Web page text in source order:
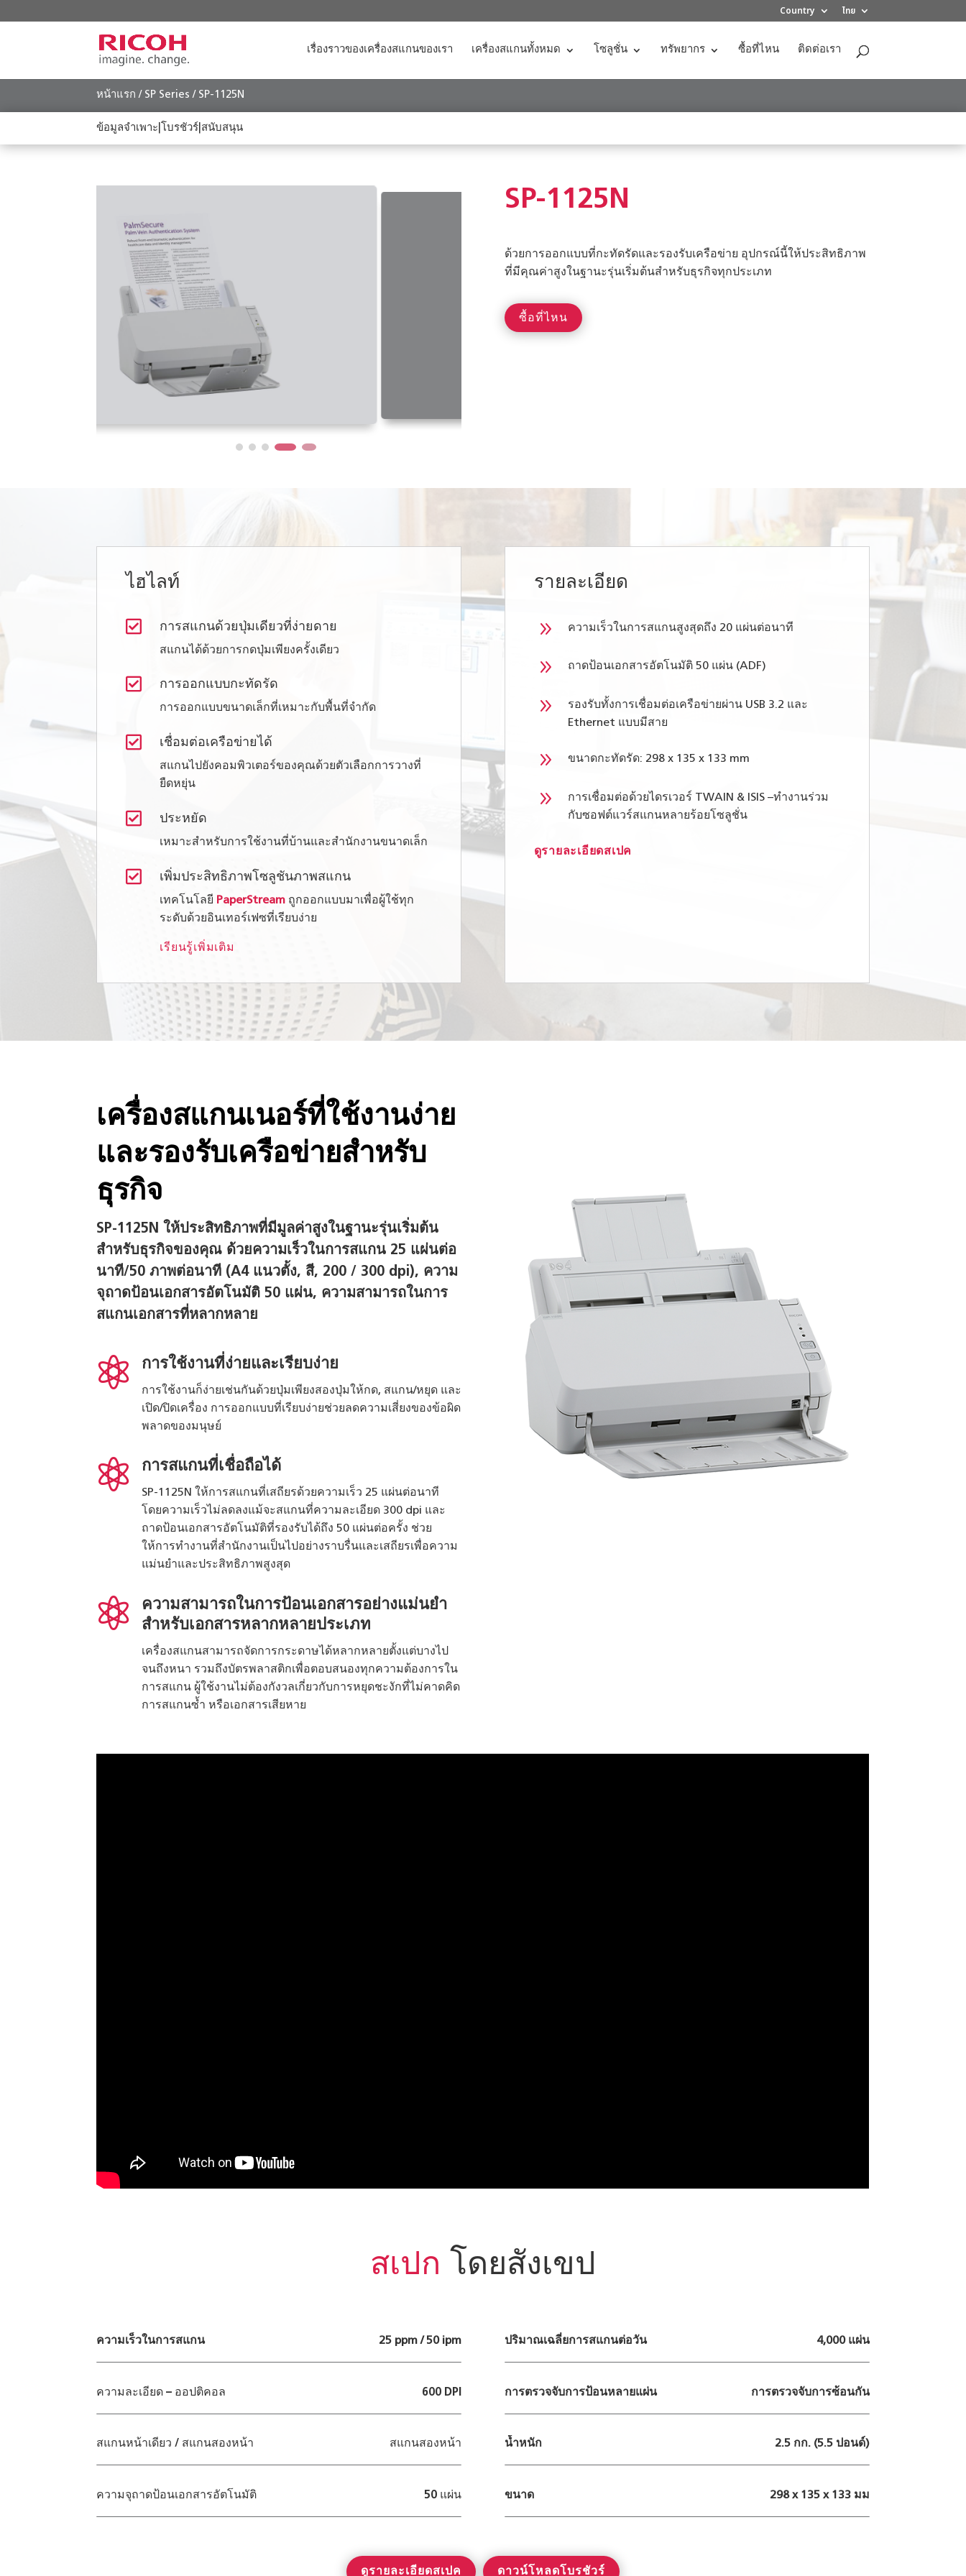
Country ไทย
เรื่องราวของเครื่องสแกนของเรา เครื่องสแกนทั้งหมด โซลูชั่น ทรัพยากร ซื้อที่ไหน ติดต่อเรา
หน้าแรก / SP Series / SP-1125N
ข้อมูลจำเพาะ โบรชัวร์ สนับสนุน
SP-1125N
ด้วยการออกแบบที่กะทัดรัดและรองรับเครือข่าย อุปกรณ์นี้ให้ประสิทธิภาพ
ที่มีคุณค่าสูงในฐานะรุ่นเริ่มต้นสำหรับธุรกิจทุกประเภท
ซื้อที่ไหน
ไฮไลท์
 การสแกนด้วยปุ่มเดียวที่ง่ายดาย
สแกนได้ด้วยการกดปุ่มเพียงครั้งเดียว
 การออกแบบกะทัดรัด
การออกแบบขนาดเล็กที่เหมาะกับพื้นที่จำกัด
 เชื่อมต่อเครือข่ายได้
สแกนไปยังคอมพิวเตอร์ของคุณด้วยตัวเลือกการวางที่
ยืดหยุ่น
 ประหยัด
เหมาะสำหรับการใช้งานที่บ้านและสำนักงานขนาดเล็ก
 เพิ่มประสิทธิภาพโซลูชันภาพสแกน
เทคโนโลยี PaperStream ถูกออกแบบมาเพื่อผู้ใช้ทุก
ระดับด้วยอินเทอร์เฟซที่เรียบง่าย
เรียนรู้เพิ่มเติม
รายละเอียด
9 ความเร็วในการสแกนสูงสุดถึง 20 แผ่นต่อนาที
9 ถาดป้อนเอกสารอัตโนมัติ 50 แผ่น (ADF)
9
รองรับทั้งการเชื่อมต่อเครือข่ายผ่าน USB 3.2 และ
Ethernet แบบมีสาย
9 ขนาดกะทัดรัด: 298 x 135 x 133 mm
9
การเชื่อมต่อด้วยไดรเวอร์ TWAIN & ISIS –ทำงานร่วม
กับซอฟต์แวร์สแกนหลายร้อยโซลูชั่น
ดูรายละเอียดสเปค
เครื่องสแกนเนอร์ที่ใช้งานง่าย
และรองรับเครือข่ายสำหรับ
ธุรกิจ
SP-1125N ให้ประสิทธิภาพที่มีมูลค่าสูงในฐานะรุ่นเริ่มต้น
สำหรับธุรกิจของคุณ ด้วยความเร็วในการสแกน 25 แผ่นต่อ
นาที/50 ภาพต่อนาที (A4 แนวตั้ง, สี, 200 / 300 dpi), ความ
จุถาดป้อนเอกสารอัตโนมัติ 50 แผ่น, ความสามารถในการ
สแกนเอกสารที่หลากหลาย
 การใช้งานที่ง่ายและเรียบง่าย
การใช้งานก็ง่ายเช่นกันด้วยปุ่มเพียงสองปุ่มให้กด, สแกน/หยุด และ
เปิด/ปิดเครื่อง การออกแบบที่เรียบง่ายช่วยลดความเสี่ยงของข้อผิด
พลาดของมนุษย์
 การสแกนที่เชื่อถือได้
SP-1125N ให้การสแกนที่เสถียรด้วยความเร็ว 25 แผ่นต่อนาที
โดยความเร็วไม่ลดลงแม้จะสแกนที่ความละเอียด 300 dpi และ
ถาดป้อนเอกสารอัตโนมัติที่รองรับได้ถึง 50 แผ่นต่อครั้ง ช่วย
ให้การทำงานที่สำนักงานเป็นไปอย่างราบรื่นและเสถียรเพื่อความ
แม่นยำและประสิทธิภาพสูงสุด

ความสามารถในการป้อนเอกสารอย่างแม่นยำ
สำหรับเอกสารหลากหลายประเภท
เครื่องสแกนสามารถจัดการกระดาษได้หลากหลายตั้งแต่บางไป
จนถึงหนา รวมถึงบัตรพลาสติกเพื่อตอบสนองทุกความต้องการใน
การสแกน ผู้ใช้งานไม่ต้องกังวลเกี่ยวกับการหยุดชะงักที่ไม่คาดคิด
การสแกนซ้ำ หรือเอกสารเสียหาย
สเปก โดยสังเขป
ความเร็วในการสแกน 25 ppm / 50 ipm
ความละเอียด – ออปติคอล 600 DPI
สแกนหน้าเดียว / สแกนสองหน้า สแกนสองหน้า
ความจุถาดป้อนเอกสารอัตโนมัติ 50 แผ่น
ปริมาณเฉลี่ยการสแกนต่อวัน 4,000 แผ่น
การตรวจจับการป้อนหลายแผ่น การตรวจจับการซ้อนกัน
น้ำหนัก 2.5 กก. (5.5 ปอนด์)
ขนาด 298 x 135 x 133 มม
ดูรายละเอียดสเปค ดาวน์โหลดโบรชัวร์